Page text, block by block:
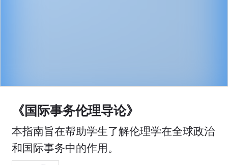
《国际事务伦理导论》
本指南旨在帮助学生了解伦理学在全球政治
和国际事务中的作用。